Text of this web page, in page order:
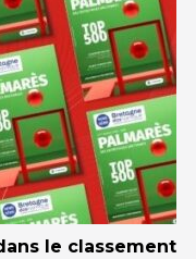
le classement